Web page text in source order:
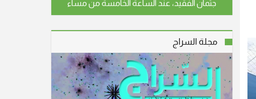
"أنا القيامة والحياة. من آمن بي وإن مات يحيا."
المأسوف على شبابه صبري رشيد صفوري (أبو
الفقيد، يوم غد الثلاثاء الموافق 28.4.26 الساعة
الثالثة بعد الظهر، من قاعة بندكتو
مجلة السراج